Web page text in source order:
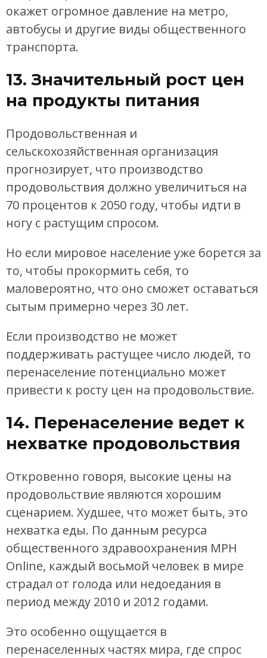
окажет огромное давление на метро, ​​
автобусы и другие виды общественного
транспорта.
13. Значительный рост цен
на продукты питания
Продовольственная и
сельскохозяйственная организация
прогнозирует, что производство
продовольствия должно увеличиться на
70 процентов к 2050 году, чтобы идти в
ногу с растущим спросом.
Но если мировое население уже борется за
то, чтобы прокормить себя, то
маловероятно, что оно сможет оставаться
сытым примерно через 30 лет.
Если производство не может
поддерживать растущее число людей, то
перенаселение потенциально может
привести к росту цен на продовольствие.
14. Перенаселение ведет к
нехватке продовольствия
Откровенно говоря, высокие цены на
продовольствие являются хорошим
сценарием. Худшее, что может быть, это
нехватка еды. По данным ресурса
общественного здравоохранения MPH
Online, каждый восьмой человек в мире
страдал от голода или недоедания в
период между 2010 и 2012 годами.
Это особенно ощущается в
перенаселенных частях мира, где спрос